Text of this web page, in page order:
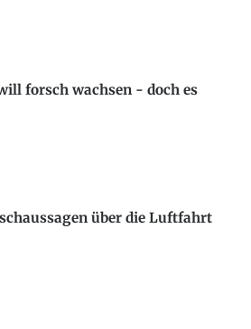
forsch wachsen - doch es
über die Luftfahrt